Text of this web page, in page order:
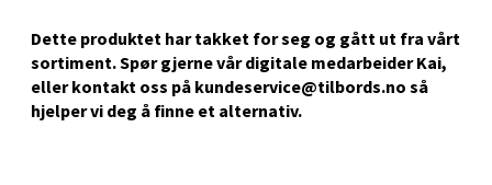
Dette produktet har takket for seg og gått ut fra vårt
sortiment. Spør gjerne vår digitale medarbeider Kai,
eller kontakt oss på kundeservice@tilbords.no så
hjelper vi deg å ﬁnne et alternativ.
0 i butikk